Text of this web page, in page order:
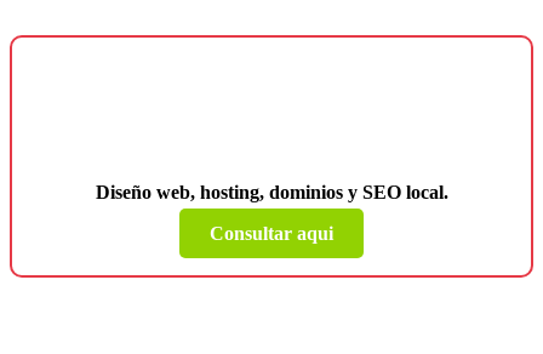
Diseño web, hosting, dominios y SEO local.
Consultar aqui